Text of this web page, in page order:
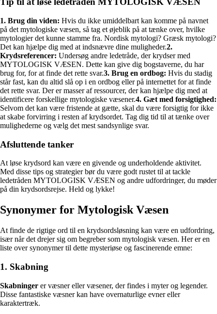
1. Brug din viden: Hvis du ikke umiddelbart kan komme på navnet
på det mytologiske væsen, så tag et øjeblik på at tænke over, hvilke
mytologier det kunne stamme fra. Nordisk mytologi? Græsk mytologi?
Det kan hjælpe dig med at indsnævre dine muligheder.2.
Krydsreferencer: Undersøg andre ledetråde, der krydser med
MYTOLOGISK VÆSEN. Dette kan give dig bogstaverne, du har
brug for, for at finde det rette svar.3. Brug en ordbog: Hvis du stadig
står fast, kan du altid slå op i en ordbog eller på internettet for at finde
det rette svar. Der er masser af ressourcer, der kan hjælpe dig med at
identificere forskellige mytologiske væsener.4. Gæt med forsigtighed:
Selvom det kan være fristende at gætte, skal du være forsigtig for ikke
at skabe forvirring i resten af krydsordet. Tag dig tid til at tænke over
mulighederne og vælg det mest sandsynlige svar.
Afsluttende tanker
At løse krydsord kan være en givende og underholdende aktivitet.
Med disse tips og strategier bør du være godt rustet til at tackle
ledetråden MYTOLOGISK VÆSEN og andre udfordringer, du møder
på din krydsordsrejse. Held og lykke!
Synonymer for Mytologisk Væsen
At finde de rigtige ord til en krydsordsløsning kan være en udfordring,
især når det drejer sig om begreber som mytologisk væsen. Her er en
liste over synonymer til dette mysteriøse og fascinerende emne:
1. Skabning
Skabninger er væsner eller væsener, der findes i myter og legender.
Disse fantastiske væsner kan have overnaturlige evner eller
karaktertræk.